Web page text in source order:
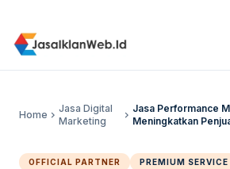
Home chevron_right
Jasa Digital
Marketing
chevron_right
Jasa Performance
Meningkatkan
OFFICIAL PARTNER PREMIUM SERVICE